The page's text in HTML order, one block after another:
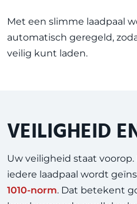
Met een slimme laadpaal
automatisch geregeld,
veilig kunt laden.
VEILIGHEID
Uw veiligheid staat
iedere laadpaal wordt
1010-norm. Dat betekent